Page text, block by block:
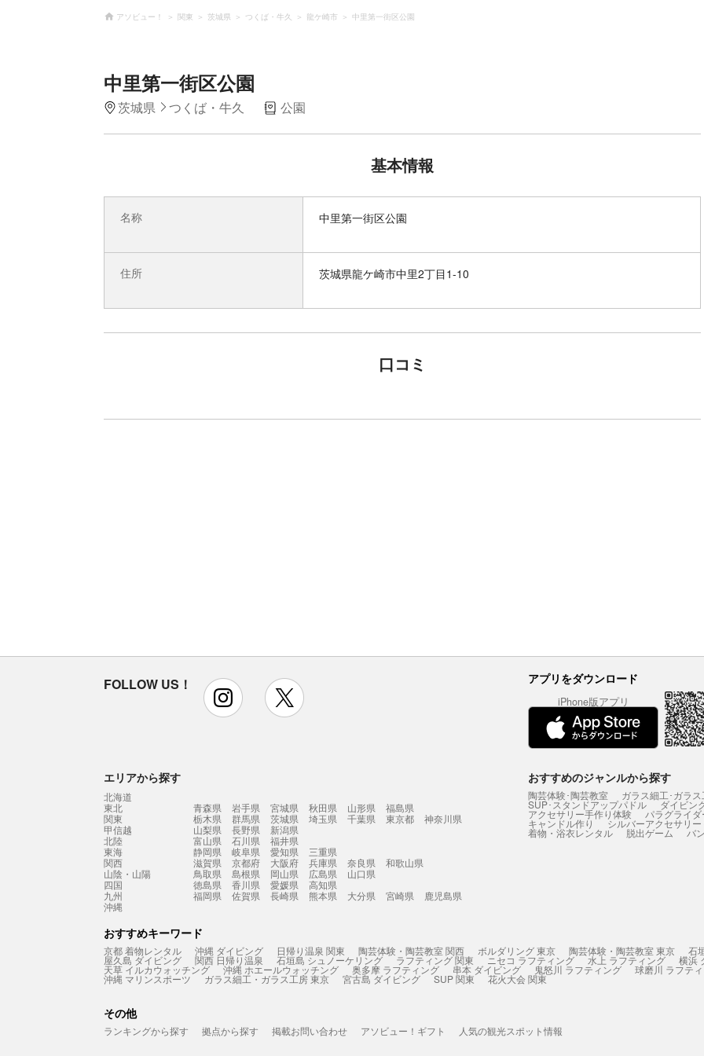
アソビュー！ 関東 茨城県 つくば・牛久 龍ケ崎市 中里第一街区公園
中里第一街区公園
茨城県 つくば・牛久 公園
基本情報
名称 中里第一街区公園
住所 茨城県龍ケ崎市中里2丁目1-10
口コミ
FOLLOW US！ instagram アプリをダウンロード
iPhone版アプリ
エリアから探す
北海道
東北
青森県 岩手県 宮城県 秋田県 山形県
福島県
関東
栃木県 群馬県 茨城県 埼玉県 千葉県 東京都
神奈川県
甲信越
山梨県 長野県
新潟県
北陸
富山県 石川県
福井県
東海
静岡県 岐阜県 愛知県
三重県
関西
滋賀県 京都府 大阪府 兵庫県 奈良県
和歌山県
山陰・山陽
鳥取県 島根県 岡山県 広島県
山口県
四国
徳島県 香川県 愛媛県
高知県
九州
福岡県 佐賀県 長崎県 熊本県 大分県 宮崎県
鹿児島県
沖縄
おすすめのジャンルから探す
陶芸体験･陶芸教室 ガラス細工･ガラ
SUP･スタンドアップパドル ダイビン
アクセサリー手作り体験 パラグライダ
キャンドル作り シルバーアクセサリ
着物・浴衣レンタル 脱出ゲーム バ
おすすめキーワード
京都 着物レンタル 沖縄 ダイビング 日帰り温泉 関東 陶芸体験・陶芸教室 関西 ボルダリング 東京 陶芸体験・陶芸教室 東京 石
屋久島 ダイビング 関西 日帰り温泉 石垣島 シュノーケリング ラフティング 関東 ニセコ ラフティング 水上 ラフティング 横浜
天草 イルカウォッチング 沖縄 ホエールウォッチング 奥多摩 ラフティング 串本 ダイビング 鬼怒川 ラフティング 球磨川 ラフテ
沖縄 マリンスポーツ ガラス細工・ガラス工房 東京 宮古島 ダイビング SUP 関東 花火大会 関東
その他
ランキングから探す 拠点から探す 掲載お問い合わせ アソビュー！ギフト 人気の観光スポット情報